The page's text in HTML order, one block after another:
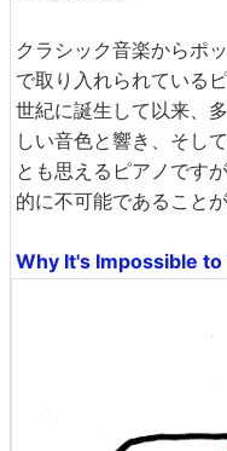
クラシック音楽からポ
で取り入れられている
世紀に誕生して以来、
しい音色と響き、そし
とも思えるピアノです
的に不可能であること
Why It's Impossible to